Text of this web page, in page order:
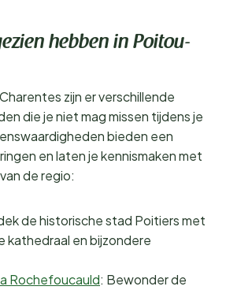
hebben in Poitou-
zijn er verschillende
die je niet mag missen tijdens je
bieden een
en laten je kennismaken met
de regio:
de historische stad Poitiers met
kathedraal en bijzondere
Rochefoucauld: Bewonder de